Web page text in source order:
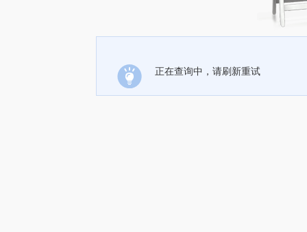
正在查询中，请刷新重试